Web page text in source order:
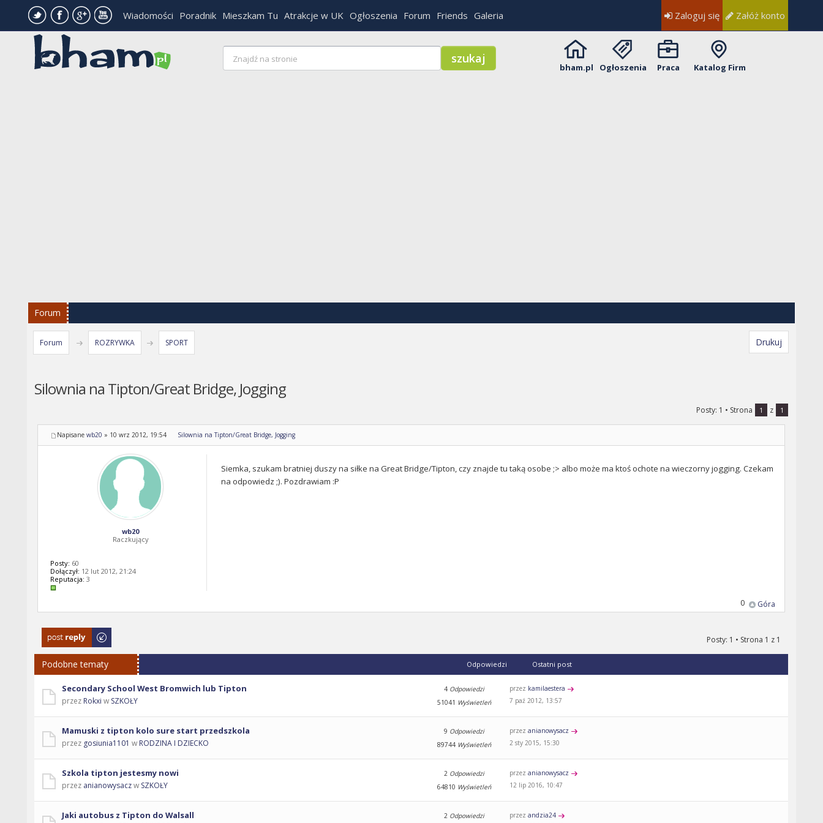
Wiadomości Poradnik Mieszkam Tu Atrakcje w UK Ogłoszenia Forum Friends Galeria Zaloguj się Załóż konto
bham.pl Ogłoszenia Praca Katalog Firm
Forum
Forum ROZRYWKA SPORT Drukuj
Silownia na Tipton/Great Bridge, Jogging
Posty: 1 • Strona 1 z 1
Napisane wb20 » 10 wrz 2012, 19:54 Silownia na Tipton/Great Bridge, Jogging
Siemka, szukam bratniej duszy na siłke na Great Bridge/Tipton, czy znajde tu taką osobe ;> albo może ma ktoś ochote na wieczorny jogging. Czekam
na odpowiedz ;). Pozdrawiam :P
wb20
Raczkujący
Posty: 60
Dołączył: 12 lut 2012, 21:24
Reputacja: 3
Góra
0
Odpowiedz
Posty: 1 • Strona 1 z 1
Podobne tematy Odpowiedzi Ostatni post
Secondary School West Bromwich lub Tipton
przez Rokxi w SZKOŁY
4 Odpowiedzi
51041 Wyświetleń
przez kamilaestera
7 paź 2012, 13:57
Mamuski z tipton kolo sure start przedszkola
przez gosiunia1101 w RODZINA I DZIECKO
9 Odpowiedzi
89744 Wyświetleń
przezanianowysacz
2 sty 2015, 15:30
Szkola tipton jestesmy nowi
przez anianowysaczw SZKOŁY
2 Odpowiedzi
64810 Wyświetleń
przezanianowysacz
12 lip 2016, 10:47
Jaki autobus z Tipton do Walsall 2 Odpowiedzi
przezandzia24